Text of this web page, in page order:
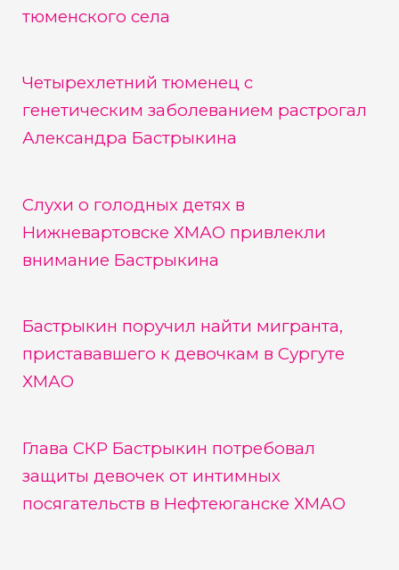
тюменского села
Четырехлетний тюменец с
генетическим заболеванием растрогал
Александра Бастрыкина
Слухи о голодных детях в
Нижневартовске ХМАО привлекли
внимание Бастрыкина
Бастрыкин поручил найти мигранта,
пристававшего к девочкам в Сургуте
ХМАО
Глава СКР Бастрыкин потребовал
защиты девочек от интимных
посягательств в Нефтеюганске ХМАО